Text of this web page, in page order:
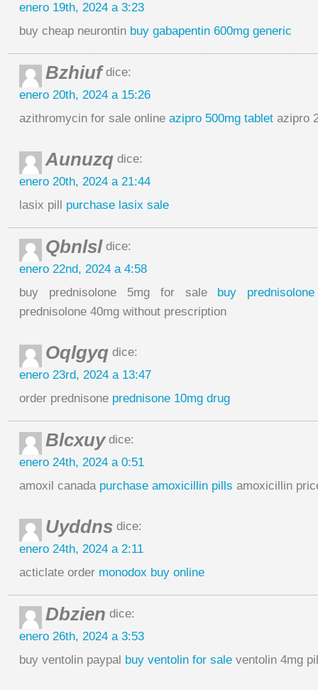
enero 19th, 2024 a 3:23
buy cheap neurontin buy gabapentin 600mg generic
Bzhiufdice:
enero 20th, 2024 a 15:26
azithromycin for sale online azipro 500mg tablet azipro
Aunuzq dice:
enero 20th, 2024 a 21:44
lasix pill purchase lasix sale
Qbnlsl dice:
enero 22nd, 2024 a 4:58
buy prednisolone 5mg for sale buy
prednisolone 40mg without prescription
Oqlgyq dice:
enero 23rd, 2024 a 13:47
order prednisone prednisone 10mg drug
Blcxuydice:
enero 24th, 2024 a 0:51
amoxil canada purchase amoxicillin pills amoxicillin
Uyddns dice:
enero 24th, 2024 a 2:11
acticlate order monodox buy online
Dbzien dice:
enero 26th, 2024 a 3:53
buy ventolin paypal buy ventolin for sale ventolin 4mg